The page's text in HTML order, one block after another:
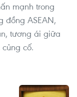
mạnh trong
đồng ASEAN,
tương ái giữa
cố.